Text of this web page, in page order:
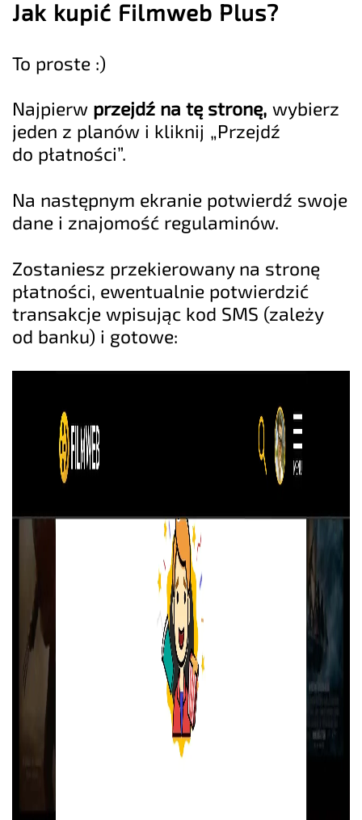
Jak kupić Filmweb Plus?
To proste :)
Najpierw przejdź na tę stronę, wybierz
jeden z planów i kliknij „Przejdź
do płatności”.
Na następnym ekranie potwierdź swoje
dane i znajomość regulaminów.
Zostaniesz przekierowany na stronę
płatności, ewentualnie potwierdzić
transakcje wpisując kod SMS (zależy
od banku) i gotowe: